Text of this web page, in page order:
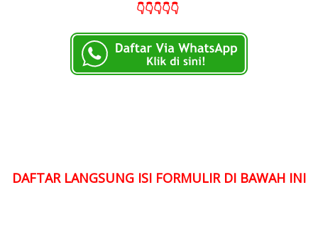
👇👇👇👇👇
DAFTAR LANGSUNG ISI FORMULIR DI BAWAH INI